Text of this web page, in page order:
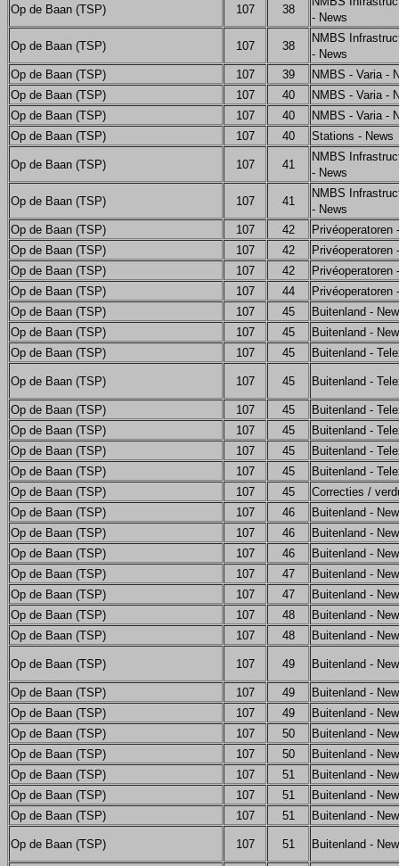
Op de Baan (TSP) 107 38
- News
Op de Baan (TSP) 107 38
NMBS
- News
Op de Baan (TSP)
107 39
NMBS - Varia -
Op de Baan (TSP)
107 40
NMBS - Varia -
Op de Baan (TSP)
107 40
NMBS - Varia -
Op de Baan (TSP)
107 40 Stations - News
Op de Baan (TSP) 107 41
NMBS
- News
Op de Baan (TSP) 107 41
NMBS
- News
Op de Baan (TSP)
107 42
Privéoperatoren
Op de Baan (TSP)
107 42
Privéoperatoren
Op de Baan (TSP)
107 42
Privéoperatoren
Op de Baan (TSP)
107 44
Privéoperatoren
Op de Baan (TSP)
107 45
Buitenland -
Op de Baan (TSP)
107 45
Buitenland -
Op de Baan (TSP)
107 45 Buitenland -
Op de Baan (TSP) 107 45 Buitenland -
Op de Baan (TSP) 107 45
Buitenland -
Op de Baan (TSP)
107 45
Buitenland -
Op de Baan (TSP)
107 45
Buitenland -
Op de Baan (TSP)
107 45
Buitenland -
Op de Baan (TSP)
107 45
Correcties /
Op de Baan (TSP)
107 46
Buitenland -
Op de Baan (TSP)
107 46
Buitenland -
Op de Baan (TSP)
107 46
Buitenland -
Op de Baan (TSP)
107 47
Buitenland -
Op de Baan (TSP)
107 47
Buitenland -
Op de Baan (TSP)
107 48
Buitenland -
Op de Baan (TSP)
107 48 Buitenland -
Op de Baan (TSP) 107 49 Buitenland -
Op de Baan (TSP) 107 49
Buitenland -
Op de Baan (TSP)
107 49
Buitenland -
Op de Baan (TSP)
107 50
Buitenland -
Op de Baan (TSP)
107 50
Buitenland -
Op de Baan (TSP)
107 51
Buitenland -
Op de Baan (TSP)
107 51
Buitenland -
Op de Baan (TSP)
107 51 Buitenland -
Op de Baan (TSP) 107 51 Buitenland -